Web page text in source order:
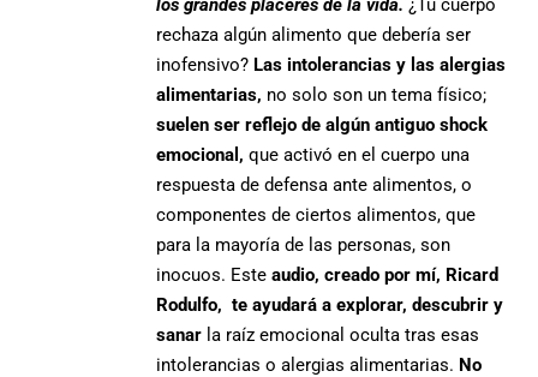
los grandes placeres de la vida.¿Tu cuerpo
rechaza algún alimento que debería ser
inofensivo? Las intolerancias y las alergias
alimentarias, no solo son un tema físico;
suelen ser reflejo de algún antiguo shock
emocional, que activó en el cuerpo una
respuesta de defensa ante alimentos, o
componentes de ciertos alimentos, que
para la mayoría de las personas, son
inocuos. Esteaudio, creado por mí, Ricard
Rodulfo, te ayudará a explorar, descubrir y
sanar la raíz emocional oculta tras esas
intolerancias o alergias alimentarias. No